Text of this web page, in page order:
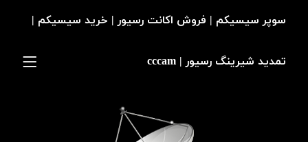
سوپر سیسیکم | فروش اکانت رسیور | خرید سیسیکم |
تمدید شیرینگ رسیور | cccam